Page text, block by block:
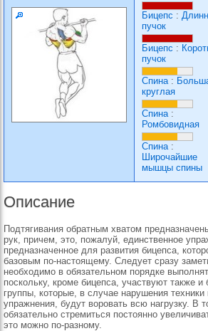
Бицепс :
пучок
Бицепс :
пучок
Спина:
круглая
Спина:
Ромбовидная
Спина:
Широчайшие
мышцы спины
Описание
Подтягивания обратным хватом
рук, причем, это, пожалуй, единственное
предназначенное для развития бицепса,
базовым по-настоящему. Следует сразу
необходимо в обязательном порядке
поскольку, кроме бицепса, участвуют также
группы, которые, в случае нарушения
упражнения, будут воровать всю нагрузку. В
обязательно стремиться постоянно
это можно по-разному.